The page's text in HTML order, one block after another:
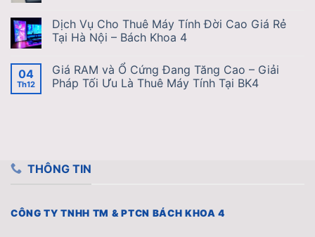
Dịch Vụ Cho Thuê Máy Tính Đời Cao Giá Rẻ
Tại Hà Nội – Bách Khoa 4
04
Th12
Giá RAM và Ổ Cứng Đang Tăng Cao – Giải
Pháp Tối Ưu Là Thuê Máy Tính Tại BK4
THÔNG TIN
CÔNG TY TNHH TM & PTCN BÁCH KHOA 4